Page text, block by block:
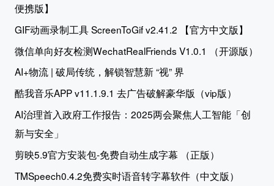
便携版】
GIF动画录制工具 ScreenToGif v2.41.2 【官方中文版】
微信单向好友检测WechatRealFriends V1.0.1 （开源版）
AI+物流 | 破局传统，解锁智慧新 “视” 界
酷我音乐APP v11.1.9.1 去广告破解豪华版（vip版）
AI治理首入政府工作报告：2025两会聚焦人工智能「创
新与安全」
剪映5.9官方安装包-免费自动生成字幕 （正版）
TMSpeech0.4.2免费实时语音转字幕软件（中文版）